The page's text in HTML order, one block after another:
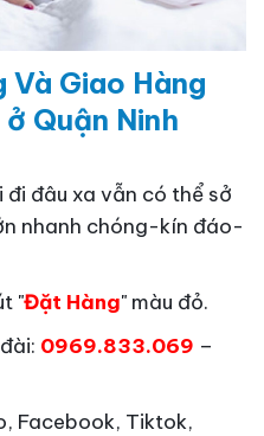
Và Giao Hàng
Quận Ninh
đâu xa vẫn có thể sở
nhanh chóng-kín đáo-
"Đặt Hàng" màu đỏ.
0969.833.069 –
Facebook, Tiktok,